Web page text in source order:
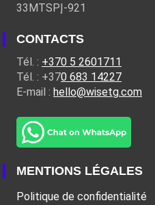
33MTSPĮ-921
CONTACTS
Tél. : +370 5 2601711
Tél. : +370 683 14227
E-mail : hello@wisetg.com
MENTIONS LÉGALES
Politique de confidentialité